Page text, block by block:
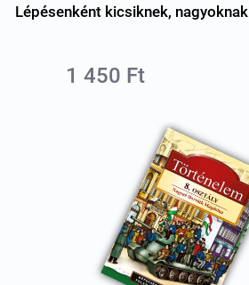
Lépésenként kicsiknek, nagyoknak
1 450 Ft